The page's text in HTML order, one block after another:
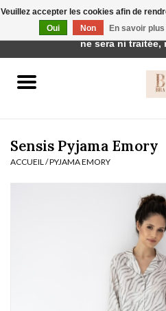
Sensis Pyjama Emory
ACCUEIL /PYJAMA EMORY
Veuillez accepter les cookies afin de
Oui
Non En savoir
Cette boutique est en
ne sera ni traitée,